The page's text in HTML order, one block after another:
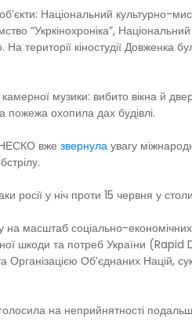
об’єкти: Національний культурно-
“Укркінохроніка”,
території кіностудії
музики: вибито вікна й
пожежа охопила дах будівлі.
вже звернула увагу
росії у ніч проти 15 червня у
на масштаб соціально-
шкоди та потреб України
Організацією Об’єднаних Націй,
на неприйнятності